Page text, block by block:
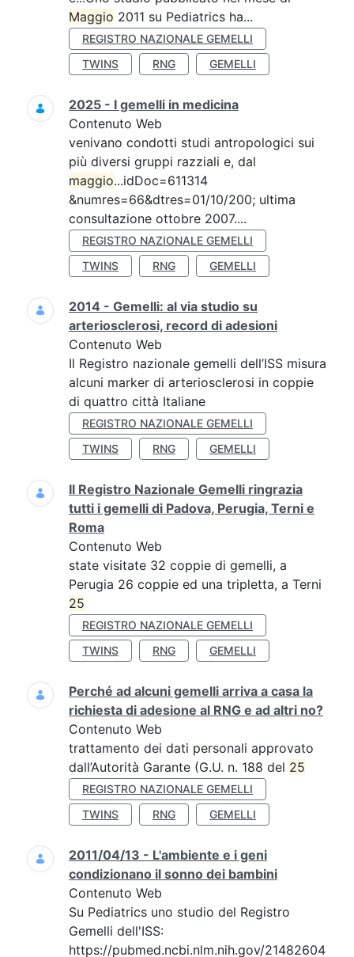
Maggio 2011 su Pediatrics ha...
REGISTRO NAZIONALE GEMELLI
TWINS
RNG GEMELLI
2025 - I gemelli in medicina
Contenuto Web
venivano condotti studi antropologici sui
più diversi gruppi razziali e, dal
maggio...idDoc=611314
&numres=66&dtres=01/10/200; ultima
consultazione ottobre 2007....
REGISTRO NAZIONALE GEMELLI
TWINS
RNG GEMELLI
2014 - Gemelli: al via studio su
arteriosclerosi, record di adesioni
Contenuto Web
Il Registro nazionale gemelli dell’ISS misura
alcuni marker di arteriosclerosi in coppie
di quattro città Italiane
REGISTRO NAZIONALE GEMELLI
TWINS
RNG GEMELLI
Il Registro Nazionale Gemelli ringrazia
tutti i gemelli di Padova, Perugia, Terni e
Roma
Contenuto Web
state visitate 32 coppie di gemelli, a
Perugia 26 coppie ed una tripletta, a Terni
25
REGISTRO NAZIONALE GEMELLI
TWINS
RNG GEMELLI
Perché ad alcuni gemelli arriva a casa la
richiesta di adesione al RNG e ad altri no?
Contenuto Web
trattamento dei dati personali approvato
dall’Autorità Garante (G.U. n. 188 del 25
REGISTRO NAZIONALE GEMELLI
TWINS
RNG GEMELLI
2011/04/13 - L'ambiente e i geni
condizionano il sonno dei bambini
Contenuto Web
Su Pediatrics uno studio del Registro
Gemelli dell'ISS:
https://pubmed.ncbi.nlm.nih.gov/21482604